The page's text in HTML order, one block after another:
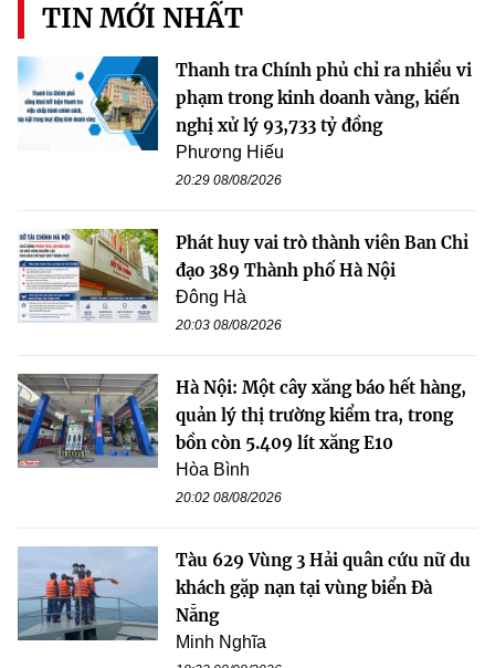
TIN MỚI NHẤT
Thanh tra Chính phủ chỉ ra nhiều vi
phạm trong kinh doanh vàng, kiến
nghị xử lý 93,733 tỷ đồng
Phương Hiếu
20:29 08/08/2026
Phát huy vai trò thành viên Ban Chỉ
đạo 389 Thành phố Hà Nội
Đông Hà
20:03 08/08/2026
Hà Nội: Một cây xăng báo hết hàng,
quản lý thị trường kiểm tra, trong
bồn còn 5.409 lít xăng E10
Hòa Bình
20:02 08/08/2026
Tàu 629 Vùng 3 Hải quân cứu nữ du
khách gặp nạn tại vùng biển Đà
Nẵng
Minh Nghĩa